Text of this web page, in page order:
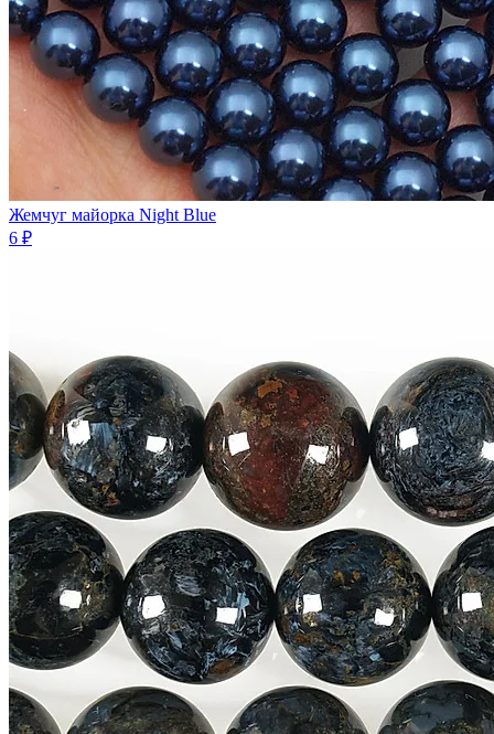
Жемчуг майорка Night Blue
6 ₽